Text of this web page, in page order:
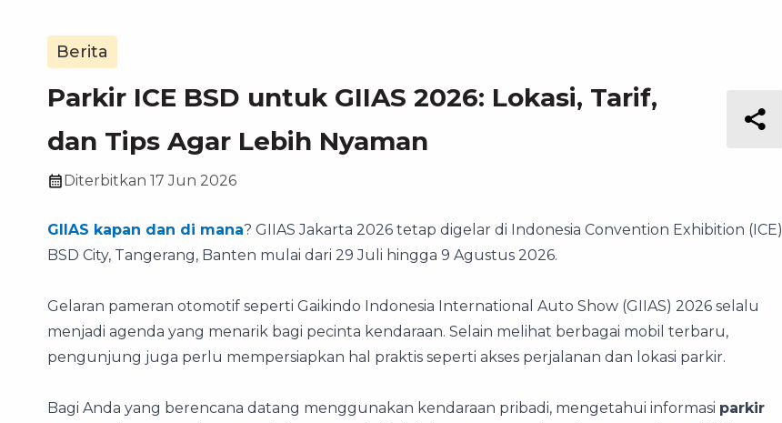
Berita
Parkir ICE BSD untuk GIIAS 2026: Lokasi, Tarif,
dan Tips Agar Lebih Nyaman
Diterbitkan 17 Jun 2026
GIIAS kapan dan di mana? GIIAS Jakarta 2026 tetap digelar di Indonesia Convention Exhibition (ICE)
BSD City, Tangerang, Banten mulai dari 29 Juli hingga 9 Agustus 2026.
Gelaran pameran otomotif seperti Gaikindo Indonesia International Auto Show (GIIAS) 2026 selalu
menjadi agenda yang menarik bagi pecinta kendaraan. Selain melihat berbagai mobil terbaru,
pengunjung juga perlu mempersiapkan hal praktis seperti akses perjalanan dan lokasi parkir.
Bagi Anda yang berencana datang menggunakan kendaraan pribadi, mengetahui informasi parkir